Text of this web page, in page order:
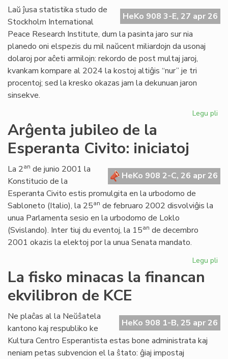
pro
HeKo 908 3-E, 27 apr 26
Laŭ ĵusa statistika studo de
Stockholm International
Peace Research Institute, dum la pasinta jaro sur nia
planedo oni elspezis du mil naŭcent miliardojn da usonaj
dolaroj por aĉeti armilojn: rekordo de post multaj jaroj,
kvankam kompare al 2024 la kostoj altiĝis “nur” je tri
procentoj; sed la kresko okazas jam la dekunuan jaron
sinsekve.
Legu pli
en
Arĝenta jubileo de la
Esperanta Civito: iniciatoj
HeKo 908 2-C, 26 apr 26
La 2an de junio 2001 la
Konstitucio de la
Esperanta Civito estis promulgita en la urbodomo de
Sabloneto (Italio), la 25an de februaro 2002 disvolviĝis la
unua Parlamenta sesio en la urbodomo de Loklo
(Svislando). Inter tiuj du eventoj, la 15an de decembro
2001 okazis la elektoj por la unua Senata mandato.
Legu pli
La fisko minacas la financan
ekvilibron de KCE
HeKo 908 1-B, 25 apr 26
Ne plaĉas al la Neŭŝatela
kantono kaj respubliko ke
Kultura Centro Esperantista estas bone administrata kaj
neniam petas subvencion el la ŝtato: ĝiaj impostaj